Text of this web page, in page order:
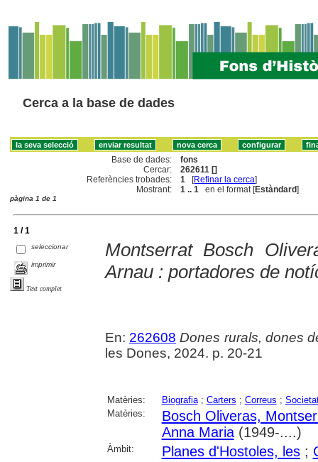
Cerca a la base de dades
Base de dades:
fons
Cercar:
262611 []
Referències trobades:
1 [Refinar la cerca]
Mostrant:
1 .. 1 en el format [Estàndard]
pàgina 1 de 1
1 / 1
seleccionar
imprimir
Text complet
Montserrat Bosch
Arnau : portadores de
En: 262608 Dones rurals, dones
les Dones, 2024. p. 20-21
Matèries: Biografia; Carters ; Correus ;
Matèries:
Bosch Oliveras,
Anna Maria(1949-....)
Àmbit: Planes d'Hostoles, les;